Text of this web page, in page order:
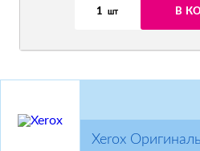
1 шт В
Xerox